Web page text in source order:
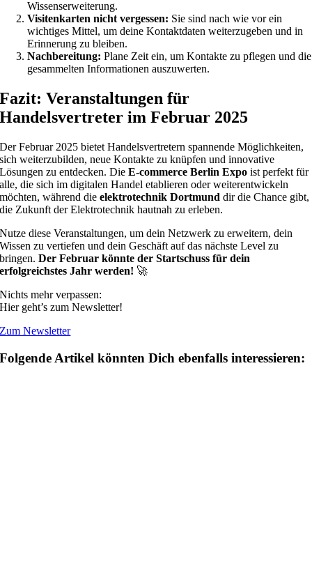
Wissenserweiterung.
Visitenkarten nicht vergessen: Sie sind nach wie vor ein
wichtiges Mittel, um deine Kontaktdaten weiterzugeben und in
Erinnerung zu bleiben.
Nachbereitung: Plane Zeit ein, um Kontakte zu pflegen und die
gesammelten Informationen auszuwerten.
Fazit: Veranstaltungen für
Handelsvertreter im Februar 2025
Der Februar 2025 bietet Handelsvertretern spannende Möglichkeiten,
sich weiterzubilden, neue Kontakte zu knüpfen und innovative
Lösungen zu entdecken. DieE-commerce Berlin Expo ist perfekt für
alle, die sich im digitalen Handel etablieren oder weiterentwickeln
möchten, während dieelektrotechnik Dortmund dir die Chance gibt,
die Zukunft der Elektrotechnik hautnah zu erleben.
Nutze diese Veranstaltungen, um dein Netzwerk zu erweitern, dein
Wissen zu vertiefen und dein Geschäft auf das nächste Level zu
bringen.Der Februar könnte der Startschuss für dein
erfolgreichstes Jahr werden! 🚀
Nichts mehr verpassen:
Hier geht’s zum Newsletter!
Zum Newsletter
Folgende Artikel könnten Dich ebenfalls interessieren: